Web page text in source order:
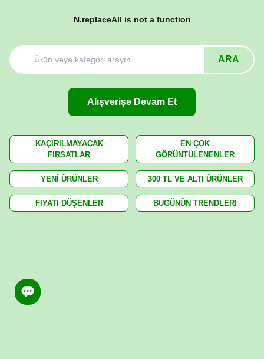
N.replaceAll is not a function
ARA
Alışverişe Devam Et
KAÇIRILMAYACAK
FIRSATLAR
EN ÇOK
GÖRÜNTÜLENENLER
YENİ ÜRÜNLER 300 TL VE ALTI ÜRÜNLER
FİYATI DÜŞENLER BUGÜNÜN TRENDLERİ